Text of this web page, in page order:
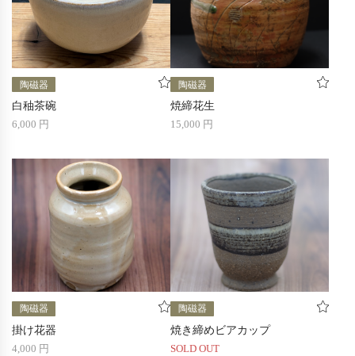
陶磁器
白秞茶碗
6,000 円
陶磁器
焼締花生
15,000 円
陶磁器
掛け花器
4,000 円
陶磁器
焼き締めビアカップ
SOLD OUT